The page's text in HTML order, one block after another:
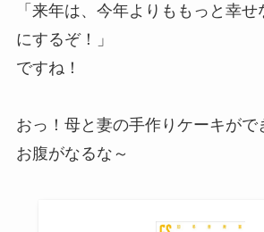
「来年は、今年よりももっと幸せ
にするぞ！」
ですね！
おっ！母と妻の手作りケーキがで
お腹がなるな～